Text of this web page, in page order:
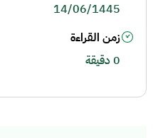
14/06/1445
زمن القراءة
0 دقيقة